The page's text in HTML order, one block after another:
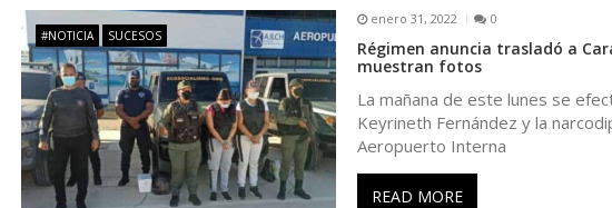
a
s
#NOTICIA SUCESOS
enero 31, 2022 0
Régimen anuncia trasladó a
muestran fotos
La mañana de este lunes se
Keyrineth Fernández y la
Aeropuerto Interna
READ MORE